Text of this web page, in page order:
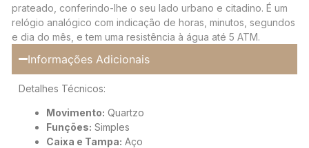
prateado, conferindo-lhe o seu lado urbano e citadino. É um
relógio analógico com indicação de horas, minutos, segundos
e dia do mês, e tem uma resistência à água até 5 ATM.
Informações Adicionais
Detalhes Técnicos:
Movimento: Quartzo
Funções: Simples
Caixa e Tampa: Aço